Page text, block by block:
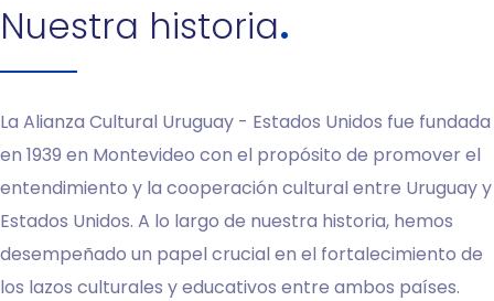
Nuestra historia
La Alianza Cultural Uruguay - Estados Unidos fue fundada
en 1939 en Montevideo con el propósito de promover el
entendimiento y la cooperación cultural entre Uruguay y
Estados Unidos. A lo largo de nuestra historia, hemos
desempeñado un papel crucial en el fortalecimiento de
los lazos culturales y educativos entre ambos países.